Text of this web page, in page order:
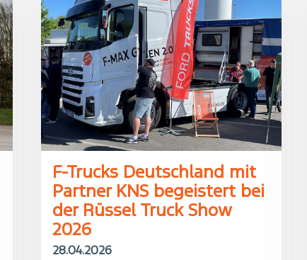
F-Trucks Deutschland mit
Partner KNS begeistert bei
der Rüssel Truck Show
2026
28.04.2026